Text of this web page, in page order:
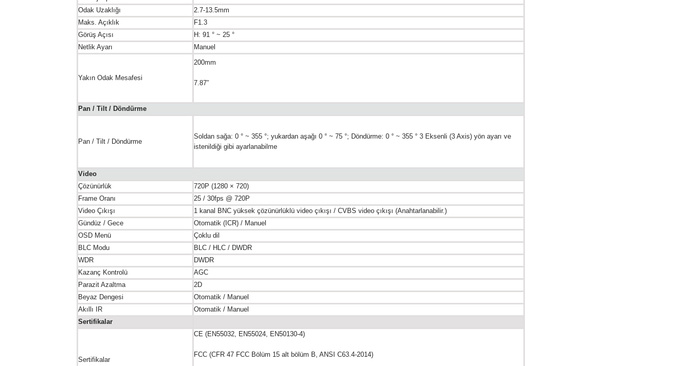
Odak Uzaklığı
2.7-13.5mm
Maks. Açıklık
F1.3
Görüş Açısı
H: 91 ° ~ 25 °
Netlik Ayarı
Manuel
Yakın Odak Mesafesi
200mm
7.87”
Pan / Tilt / Döndürme
Pan / Tilt / Döndürme
Soldan sağa: 0 ° ~ 355 °; yukardan aşağı 0 ° ~ 75 °; Döndürme: 0 ° ~ 355 ° 3 Eksenli (3 Axis) yön ayarı ve
istenildiği gibi ayarlanabilme
Video
Çözünürlük
720P (1280 × 720)
Frame Oranı
25 / 30fps @ 720P
Video Çıkışı
1 kanal BNC yüksek çözünürlüklü video çıkışı / CVBS video çıkışı (Anahtarlanabilir.)
Gündüz / Gece
Otomatik (ICR) / Manuel
OSD Menü
Çoklu dil
BLC Modu
BLC / HLC / DWDR
WDR
DWDR
Kazanç Kontrolü
AGC
Parazit Azaltma
2D
Beyaz Dengesi
Otomatik / Manuel
Akıllı IR
Otomatik / Manuel
Sertifikalar
Sertifikalar
CE (EN55032, EN55024, EN50130-4)
FCC (CFR 47 FCC Bölüm 15 alt bölüm B, ANSI C63.4-2014)